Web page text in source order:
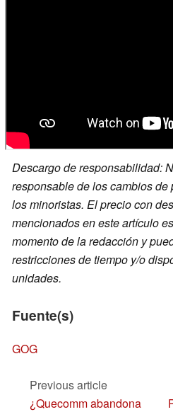
Descargo de responsabilidad:
responsable de los cambios
los minoristas. El precio con
mencionados en este artículo
momento de la redacción y
restricciones de tiempo y/o
unidades.
Fuente(s)
GOG
Previous article
¿Quecomm abandona